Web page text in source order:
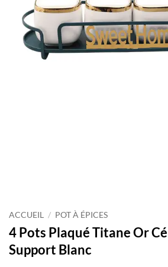
ACCUEIL / POT À ÉPICES
4 Pots Plaqué Titane Or
Support Blanc